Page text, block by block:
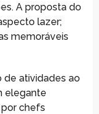
A proposta do
lazer;
memoráveis
de atividades ao
elegante
chefs